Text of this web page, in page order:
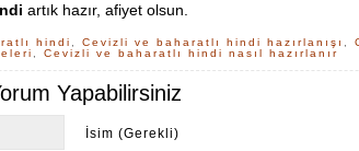
artık hazır, afiyet olsun.
hindi Cevizli ve baharatlı hindi hazırlanışı
Cevizli ve baharatlı hindi nasıl hazırlanır
Yapabilirsiniz
İsim (Gerekli)